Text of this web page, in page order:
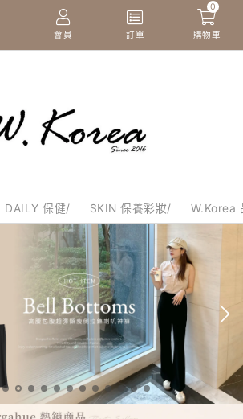
會員 訂單
0
購物車
DAILY 保健/ SKIN 保養彩妝/ W.Korea